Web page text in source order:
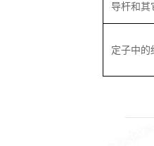
导杆和其
定子中的